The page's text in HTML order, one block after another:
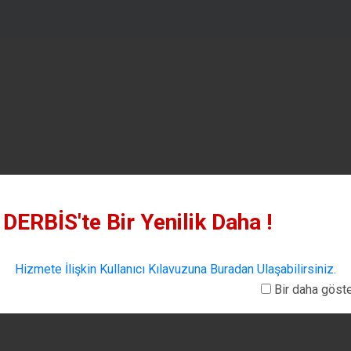
DERBİS'te Bir Yenilik Daha !
Hizmete İlişkin Kullanıcı Kılavuzuna Buradan Ulaşabilirsiniz.
Bir daha